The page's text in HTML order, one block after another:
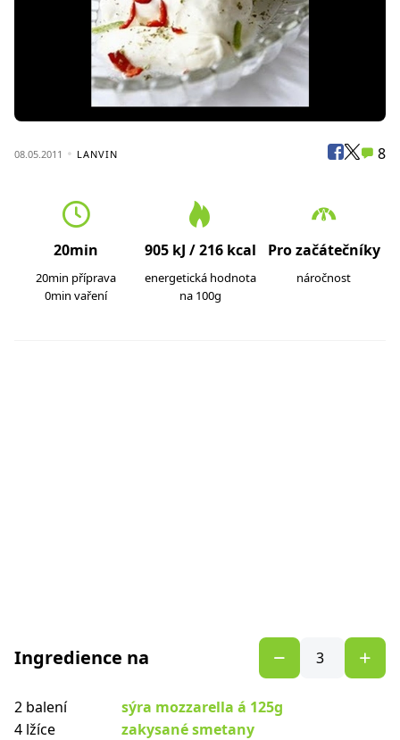
08.05.2011 LANVIN 8
20min
20min příprava
0min vaření
905 kJ / 216 kcal
energetická hodnota
na 100g
Pro začátečníky
náročnost
Ingredience na
2 balení
sýra mozzarella á 125g
4 lžíce
zakysané smetany